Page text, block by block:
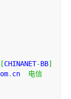
[CHINANET-BB]
. cn 电信